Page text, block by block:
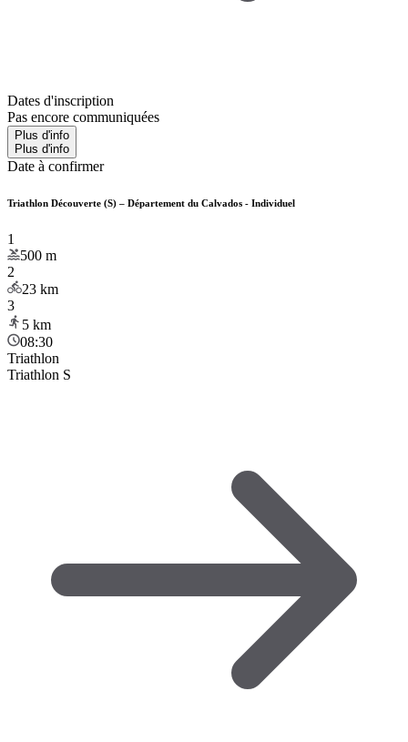
Dates d'inscription
Pas encore communiquées
Plus d'info
Plus d'info
Date à confirmer
Triathlon Découverte (S) – Département du Calvados - Individuel
1
500 m
2
23 km
3
5 km
08:30
Triathlon
Triathlon S